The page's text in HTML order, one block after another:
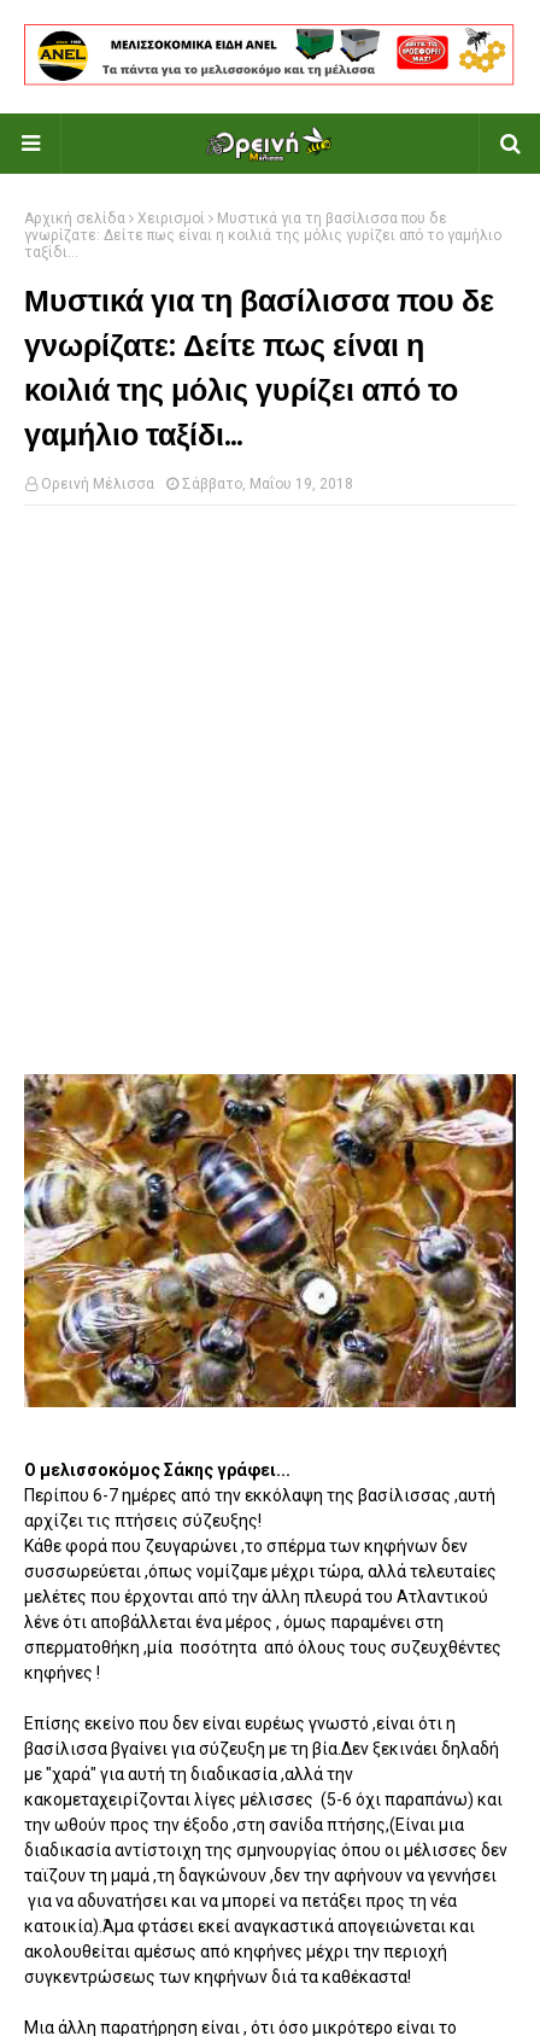
Αρχική σελίδα Χειρισμοί
Μυστικά για τη βασίλισσα που δε
γνωρίζατε: Δείτε πως είναι η κοιλιά της μόλις γυρίζει από το γαμήλιο
ταξίδι...
Μυστικά για τη βασίλισσα που δε
γνωρίζατε: Δείτε πως είναι η
κοιλιά της μόλις γυρίζει από το
γαμήλιο ταξίδι...
Ορεινή Μέλισσα Σάββατο, Μαΐου 19, 2018
O μελισσοκόμος Σάκης γράφει...
Περίπου 6-7 ημέρες από την εκκόλαψη της βασίλισσας ,αυτή
αρχίζει τις πτήσεις σύζευξης!
Κάθε φορά που ζευγαρώνει ,το σπέρμα των κηφήνων δεν
συσσωρεύεται ,όπως νομίζαμε μέχρι τώρα, αλλά τελευταίες
μελέτες που έρχονται από την άλλη πλευρά του Ατλαντικού
λένε ότι αποβάλλεται ένα μέρος , όμως παραμένει στη
σπερματοθήκη ,μία ποσότητα από όλους τους συζευχθέντες
κηφήνες !
Επίσης εκείνο που δεν είναι ευρέως γνωστό ,είναι ότι η
βασίλισσα βγαίνει για σύζευξη με τη βία.Δεν ξεκινάει δηλαδή
με "χαρά" για αυτή τη διαδικασία ,αλλά την
κακομεταχειρίζονται λίγες μέλισσες (5-6 όχι παραπάνω) και
την ωθούν προς την έξοδο ,στη σανίδα πτήσης,(Είναι μια
διαδικασία αντίστοιχη της σμηνουργίας όπου οι μέλισσες δεν
ταϊζουν τη μαμά ,τη δαγκώνουν ,δεν την αφήνουν να γεννήσει
για να αδυνατήσει και να μπορεί να πετάξει προς τη νέα
κατοικία).Άμα φτάσει εκεί αναγκαστικά απογειώνεται και
ακολουθείται αμέσως από κηφήνες μέχρι την περιοχή
συγκεντρώσεως των κηφήνων διά τα καθέκαστα!
Μια άλλη παρατήρηση είναι , ότι όσο μικρότερο είναι το